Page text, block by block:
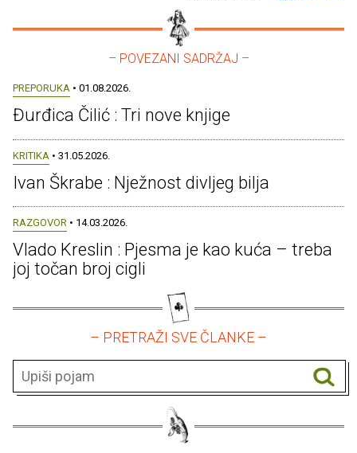
– POVEZANI SADRŽAJ –
PREPORUKA • 01.08.2026.
Đurđica Čilić : Tri nove knjige
KRITIKA • 31.05.2026.
Ivan Škrabe : Nježnost divljeg bilja
RAZGOVOR • 14.03.2026.
Vlado Kreslin : Pjesma je kao kuća – treba
joj točan broj cigli
– PRETRAŽI SVE ČLANKE –